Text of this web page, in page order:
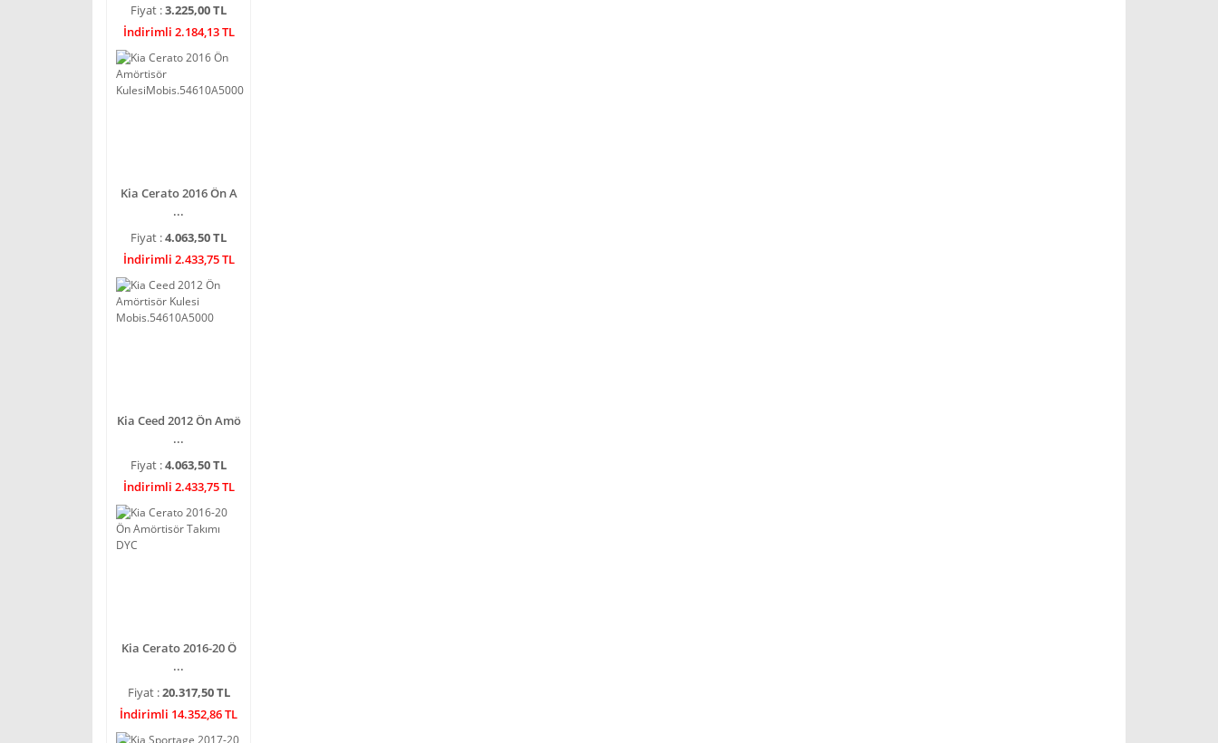
Fiyat :3.225,00 TL
İndirimli 2.184,13 TL
Kia Cerato 2016 Ön A
...
Fiyat :4.063,50 TL
İndirimli 2.433,75 TL
Kia Ceed 2012 Ön Amö
...
Fiyat :4.063,50 TL
İndirimli 2.433,75 TL
Kia Cerato 2016-20 Ö
...
Fiyat :20.317,50 TL
İndirimli 14.352,86 TL